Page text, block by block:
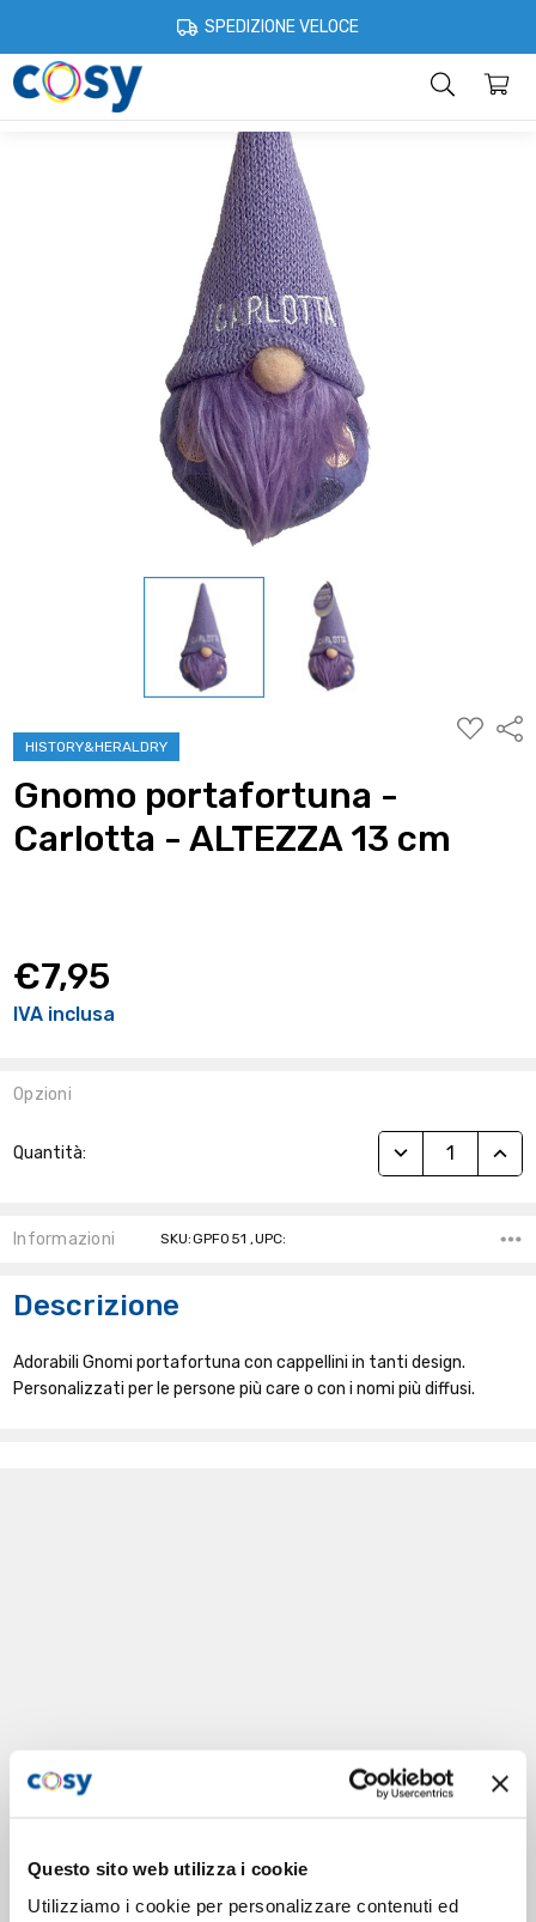
Questo sito web utilizza i cookie
Utilizziamo i cookie per personalizzare contenuti ed
SPEDIZIONE VELOCE
Idee regalo Gnomi portafortuna
HISTORY&HERALDRY
ALLA
Gnomo portafortuna -
Carlotta - ALTEZZA 13 cm
€7,95
IVA inclusa
Opzioni
Attuale:
Quantità: RIDUCI
Informazioni SKU:GPF051 ,UPC:
Descrizione
Adorabili Gnomi portafortuna con cappellini in tanti design.
Personalizzati per le persone più care o con i nomi più diffusi.
Account Contatti Informazioni